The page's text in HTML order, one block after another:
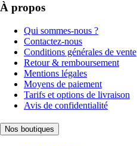
À propos
Qui sommes-nous ?
Contactez-nous
Conditions générales de vente
Retour & remboursement
Mentions légales
Moyens de paiement
Tarifs et options de livraison
Avis de confidentialité
Nos boutiques